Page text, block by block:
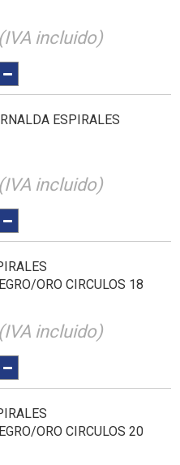
(IVA incluido)
ESPIRALES
(IVA incluido)
ORO CIRCULOS 18
(IVA incluido)
ORO CIRCULOS 20